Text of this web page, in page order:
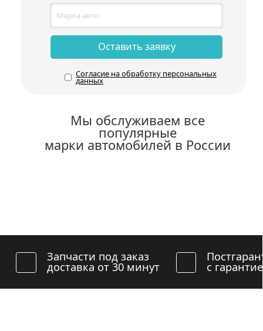
Оставить заявку
Согласие на обработку персональных
данных
Мы обслуживаем все
популярные
марки автомобилей в России
Запчасти под заказ
доставка от 30 минут с